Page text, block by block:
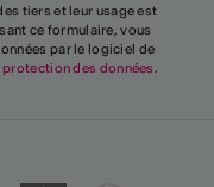
tiers et leur usage est
ce formulaire, vous
par le logiciel de
protection des données.